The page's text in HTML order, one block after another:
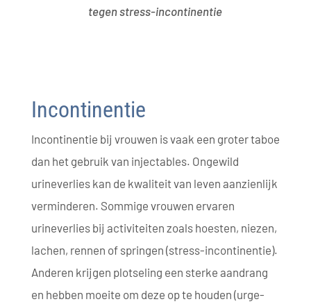
tegen stress-incontinentie
Incontinentie
Incontinentie bij vrouwen is vaak een groter taboe
dan het gebruik van injectables. Ongewild
urineverlies kan de kwaliteit van leven aanzienlijk
verminderen. Sommige vrouwen ervaren
urineverlies bij activiteiten zoals hoesten, niezen,
lachen, rennen of springen (stress-incontinentie).
Anderen krijgen plotseling een sterke aandrang
en hebben moeite om deze op te houden (urge-